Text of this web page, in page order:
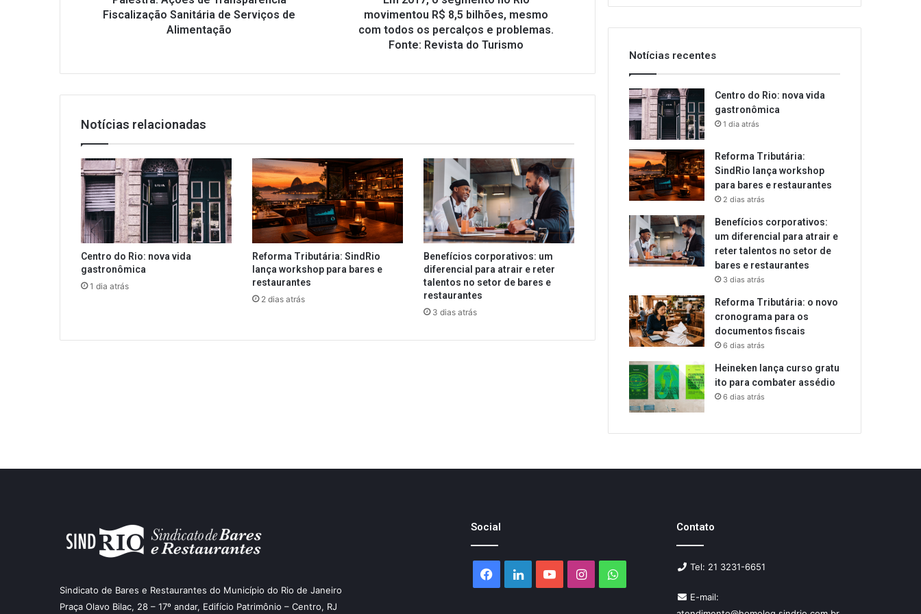
Fiscalização Sanitária de Serviços de
Alimentação
mesmo
problemas.
do
Turismo
movimentou R$ 8,5 bilhões, mesmo
com todos os percalços e problemas.
Fonte: Revista do Turismo
Notícias relacionadas
Centro do Rio: nova vida
gastronômica
1 dia atrás
Reforma Tributária: SindRio
lança workshop para bares e
restaurantes
2 dias atrás
Benefícios corporativos: um
diferencial para atrair e reter
talentos no setor de bares e
restaurantes
3 dias atrás
Notícias recentes
Centro do Rio: nova vida
gastronômica
1 dia atrás
Reforma Tributária:
SindRio lança workshop
para bares e restaurantes
2 dias atrás
Benefícios corporativos:
um diferencial para atrair e
reter talentos no setor de
bares e restaurantes
3 dias atrás
Reforma Tributária: o novo
cronograma para os
documentos fiscais
6 dias atrás
Heineken lança curso gratu
ito para combater assédio
6 dias atrás
Sindicato de Bares e Restaurantes do Município do Rio de Janeiro
Praça Olavo Bilac, 28 – 17º andar, Edifício Patrimônio – Centro, RJ
Social
Facebook
LinkedinYouTubeInstagramWhatsApp
Contato
Tel: 21 3231-6651
E-mail: